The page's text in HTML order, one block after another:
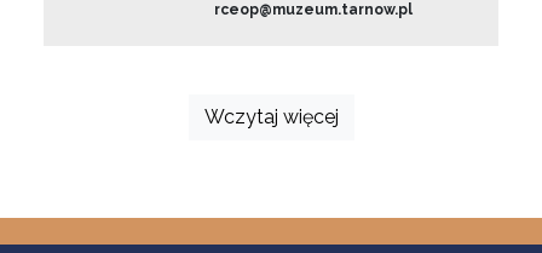
rceop@muzeum.tarnow.pl
Wczytaj więcej